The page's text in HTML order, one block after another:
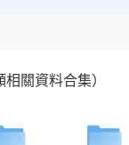
關資料合集）